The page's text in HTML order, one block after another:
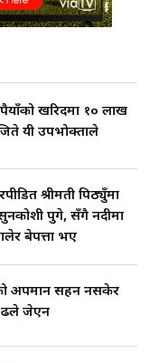
खरिदमा १० लाख
यी उपभोक्ताले
श्रीमती पिठ्युँमा
पुगे, सँगै नदीमा
बेपत्ता भए
अपमान सहन नसकेर
जेएन